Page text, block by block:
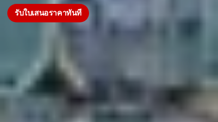
รับใบเสนอราคาทันที